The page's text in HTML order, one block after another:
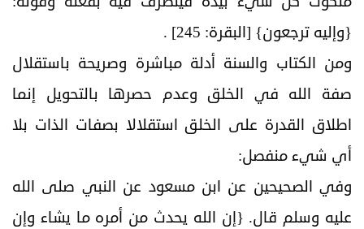
{وإليه ترجعون} [البقرة: 245] .
ومن الكتاب والسنة أدلة مباشرة وصريحة باستقلال
صفة الله في الخلق وعدم حصرها بالتحويل إنما
اطلاق القدرة على الخلق استقلالا بصفات الذات بلا
أي شيء منفصل:
وفي الصحيحين عن ابن مسعود عن النبي صلى الله
عليه وسلم قال. {إن الله يحدث من أمره ما يشاء وإن